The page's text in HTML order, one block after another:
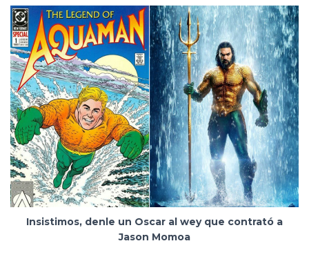
Insistimos, denle un Oscar al wey que contrató a
Jason Momoa